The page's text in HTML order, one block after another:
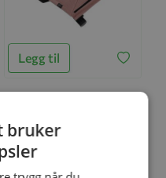
Legg til
Kalesje, Thule Spring -
kr 349,00
bruker